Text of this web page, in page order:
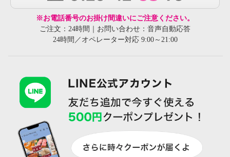
※お電話番号のお掛け間違いにご注意ください。
ご注文：24時間｜お問い合わせ：音声自動応答
24時間／オペレーター対応 9:00～21:00